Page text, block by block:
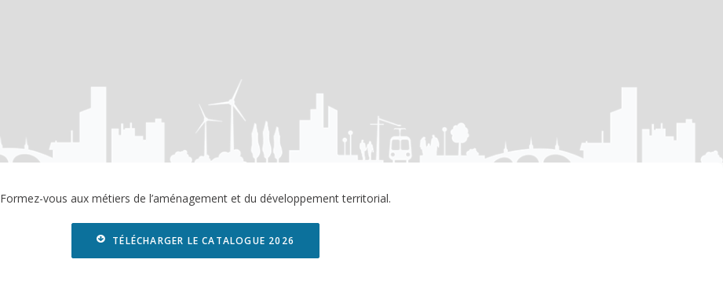
Formez-vous aux métiers de l’aménagement et du développement territorial.
TÉLÉCHARGER LE CATALOGUE 2026